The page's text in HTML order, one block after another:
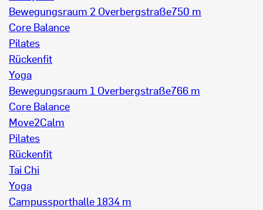
Bewegungsraum 2 Overbergstraße750 m
Core Balance
Pilates
Rückenfit
Yoga
Bewegungsraum 1 Overbergstraße766 m
Core Balance
Move2Calm
Pilates
Rückenfit
Tai Chi
Yoga
Campussporthalle 1834 m